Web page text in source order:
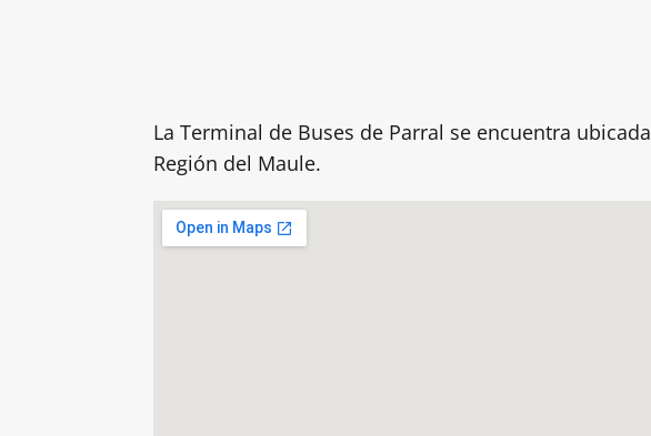
La Terminal de Buses de Parral se encuentra
Región del Maule.